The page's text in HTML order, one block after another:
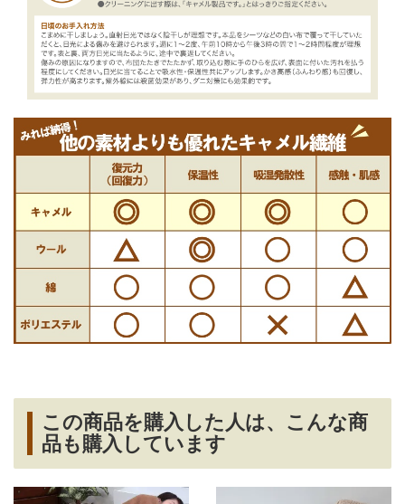
この商品を購入した人は、こんな商
品も購入しています